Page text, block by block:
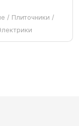
/ Плиточники /